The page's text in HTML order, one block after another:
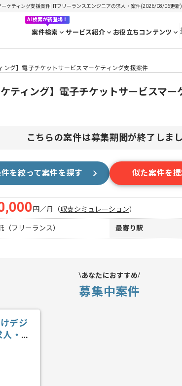
ーケティング支援案件| ITフリーランスエンジニアの求人・案件(2026/08/06更新)
AI検索が新登場！
案件検索 サービス紹介 お役立ちコンテンツ
ング】電子チケットサービスマーケティング支援案件
ケティング】電子チケットサービスマ
こちらの案件は募集期間が終了しま
を絞って案件を探す 似た案件を
円／月 （収支シミュレーション）
（フリーランス） 最寄り駅
あなたにおすすめ
募集中案件
デジ
・案